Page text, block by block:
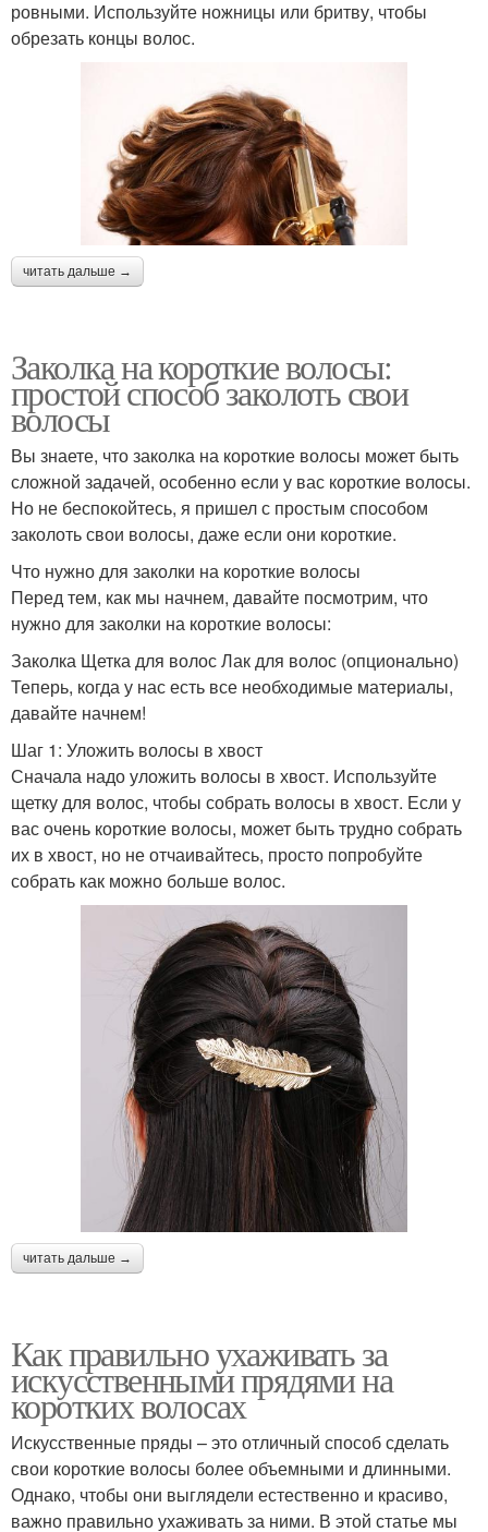
ровными. Используйте ножницы или бритву, чтобы
обрезать концы волос.
читать дальше →
Заколка на короткие волосы:
простой способ заколоть свои
волосы
Вы знаете, что заколка на короткие волосы может быть
сложной задачей, особенно если у вас короткие волосы.
Но не беспокойтесь, я пришел с простым способом
заколоть свои волосы, даже если они короткие.
Что нужно для заколки на короткие волосы
Перед тем, как мы начнем, давайте посмотрим, что
нужно для заколки на короткие волосы:
Заколка Щетка для волос Лак для волос (опционально)
Теперь, когда у нас есть все необходимые материалы,
давайте начнем!
Шаг 1: Уложить волосы в хвост
Сначала надо уложить волосы в хвост. Используйте
щетку для волос, чтобы собрать волосы в хвост. Если у
вас очень короткие волосы, может быть трудно собрать
их в хвост, но не отчаивайтесь, просто попробуйте
собрать как можно больше волос.
читать дальше →
Как правильно ухаживать за
искусственными прядями на
коротких волосах
Искусственные пряды – это отличный способ сделать
свои короткие волосы более объемными и длинными.
Однако, чтобы они выглядели естественно и красиво,
важно правильно ухаживать за ними. В этой статье мы